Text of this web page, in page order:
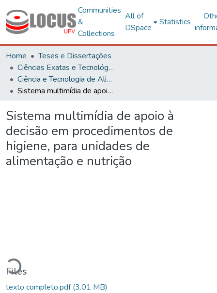
Communities
&
Collections
All of
DSpace
Statistics
Home
Teses e Dissertações
Ciências Exatas e Tecnológicas
Ciência e Tecnologia de Alimentos
Sistema multimídia de apoio à decisão em procedimentos de higiene, para unidades de alimentação e nutrição
Sistema multimídia de apoio à
decisão em procedimentos de
higiene, para unidades de
alimentação e nutrição
Loading...
Files
texto completo.pdf(3.01 MB)